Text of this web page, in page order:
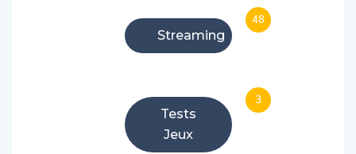
Streaming
48
Tests
Jeux
3